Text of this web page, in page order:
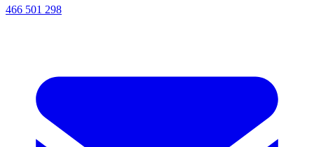
466 501 298